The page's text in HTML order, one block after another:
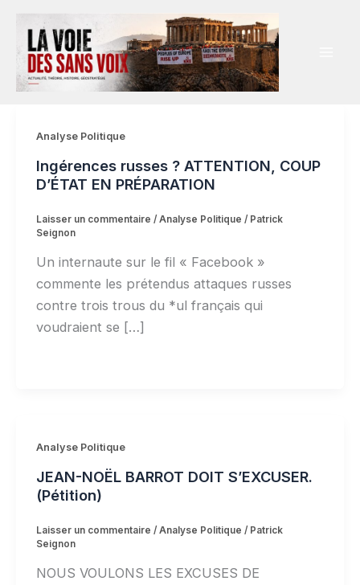
contenu
Analyse Politique
Ingérences russes ? ATTENTION, COUP
D’ÉTAT EN PRÉPARATION
Laisser un commentaire /Analyse Politique / Patrick
Seignon
Un internaute sur le fil « Facebook »
commente les prétendus attaques russes
contre trois trous du *ul français qui
voudraient se […]
Analyse Politique
JEAN-NOËL BARROT DOIT S’EXCUSER.
(Pétition)
Laisser un commentaire /Analyse Politique / Patrick
Seignon
NOUS VOULONS LES EXCUSES DE